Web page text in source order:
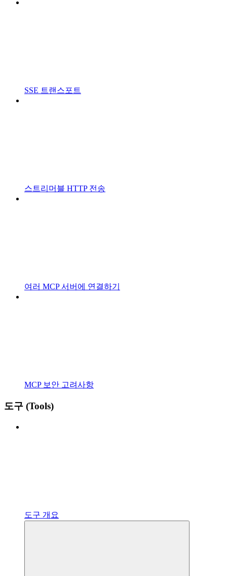
SSE 트랜스포트
스트리머블 HTTP 전송
여러 MCP 서버에 연결하기
MCP 보안 고려사항
도구 (Tools)
도구 개요